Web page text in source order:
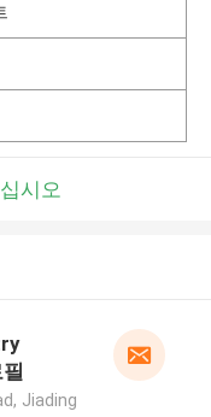
시오
Jiading